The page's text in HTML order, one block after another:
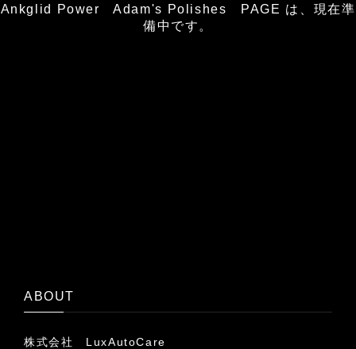
Ankglid Power Adam's Polishes PAGE は、現在準
備中です。
ABOUT
株式会社 LuxAutoCare